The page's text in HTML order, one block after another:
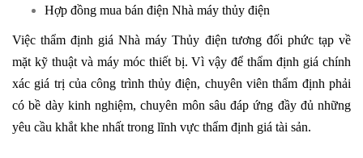
Hợp đồng mua bán điện Nhà máy thủy điện
Việc thẩm định giá Nhà máy Thủy điện tương đối phức tạp về
mặt kỹ thuật và máy móc thiết bị. Vì vậy để thẩm định giá chính
xác giá trị của công trình thủy điện, chuyên viên thẩm định phải
có bề dày kinh nghiệm, chuyên môn sâu đáp ứng đầy đủ những
yêu cầu khắt khe nhất trong lĩnh vực thẩm định giá tài sản.